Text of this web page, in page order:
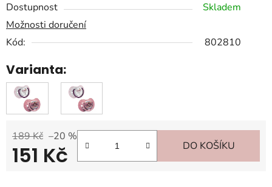
Dostupnost
Skladem
Možnosti doručení
Kód:
802810
Varianta:
189 Kč –20 %
151 Kč DO KOŠÍKU